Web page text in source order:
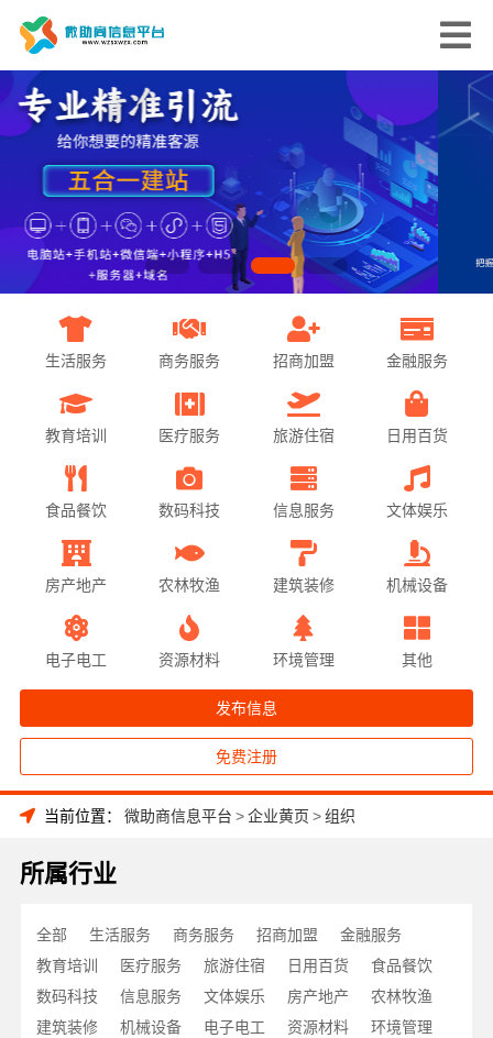
生活服务 商务服务 招商加盟 金融服务
教育培训 医疗服务 旅游住宿 日用百货
食品餐饮 数码科技 信息服务 文体娱乐
房产地产 农林牧渔 建筑装修 机械设备
电子电工 资源材料 环境管理 其他
发布信息
免费注册
当前位置： 微助商信息平台 >企业黄页 >组织
所属行业
全部 生活服务 商务服务 招商加盟
金融服务
教育培训
医疗服务 旅游住宿 日用百货
食品餐饮
数码科技
信息服务 文体娱乐 房产地产
农林牧渔
建筑装修
机械设备 电子电工 资源材料
环境管理